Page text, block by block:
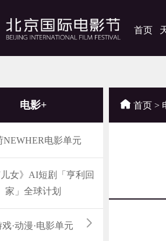
首页
电影+
NEWHER电影单元
儿女》AI短剧「亨利回
家」全球计划
戏·动漫·电影单元
首页 >